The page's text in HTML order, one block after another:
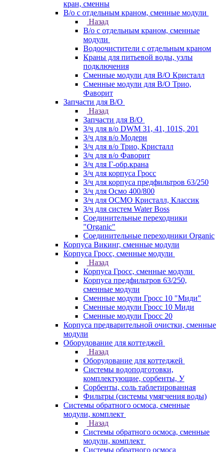
кран, сменны
В/о с отдельным краном, сменные модули
Назад
В/о с отдельным краном, сменные
модули
Водоочистители с отдельным краном
Краны для питьевой воды, узлы
подключения
Сменные модули для В/О Кристалл
Сменные модули для В/О Трио,
Фаворит
Запчасти для В/О
Назад
Запчасти для В/О
З/ч для в/о DWM 31, 41, 101S, 201
З/ч для в/о Модерн
З/ч для в/о Трио, Кристалл
З/ч для в/о Фаворит
З/ч для Г-обр.крана
З/ч для корпуса Гросс
З/ч для корпуса предфильтров 63/250
З/ч для Осмо 400/800
З/ч для ОСМО Кристалл, Классик
З/ч для систем Water Boss
Соединительные переходники
"Organic"
Соединительные переходники Organic
Корпуса Викинг, сменные модули
Корпуса Гросс, сменные модули
Назад
Корпуса Гросс, сменные модули
Корпуса предфильтров 63/250,
сменные модули
Сменные модули Гросс 10 "Миди"
Сменные модули Гросс 10 Миди
Сменные модули Гросс 20
Корпуса предварительной очистки, сменные
модули
Оборудование для коттеджей
Назад
Оборудование для коттеджей
Системы водоподготовки,
комплектующие, сорбенты, У
Сорбенты, соль таблетированная
Фильтры (системы умягчения воды)
Системы обратного осмоса, сменные
модули, комплект
Назад
Системы обратного осмоса, сменные
модули, комплект
Системы обратного осмоса